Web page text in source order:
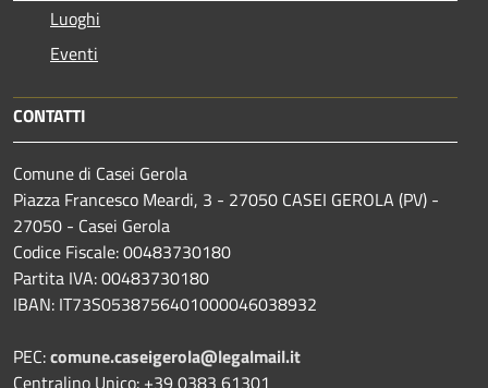
Luoghi
Eventi
CONTATTI
Comune di Casei Gerola
Piazza Francesco Meardi, 3 - 27050 CASEI GEROLA (PV) -
27050 - Casei Gerola
Codice Fiscale: 00483730180
Partita IVA: 00483730180
IBAN: IT73S0538756401000046038932
PEC:comune.caseigerola@legalmail.it
Centralino Unico: +39 0383 61301